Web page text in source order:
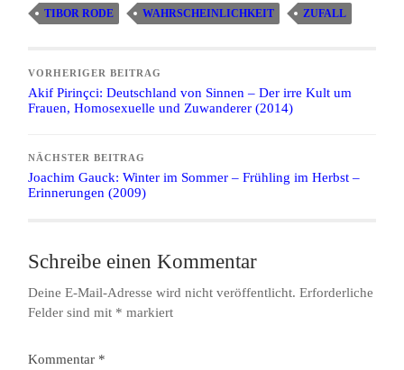
TIBOR RODE WAHRSCHEINLICHKEIT ZUFALL
VORHERIGER BEITRAG
Akif Pirinçci: Deutschland von Sinnen – Der irre Kult um
Frauen, Homosexuelle und Zuwanderer (2014)
NÄCHSTER BEITRAG
Joachim Gauck: Winter im Sommer – Frühling im Herbst –
Erinnerungen (2009)
Schreibe einen Kommentar
Deine E-Mail-Adresse wird nicht veröffentlicht. Erforderliche
Felder sind mit * markiert
Kommentar *